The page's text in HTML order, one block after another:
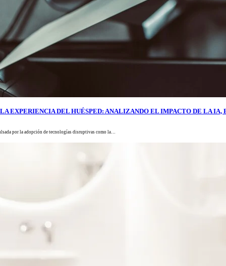
EXPERIENCIA DEL HUÉSPED: ANALIZANDO EL IMPACTO DE LA
por la adopción de tecnologías disruptivas como la…